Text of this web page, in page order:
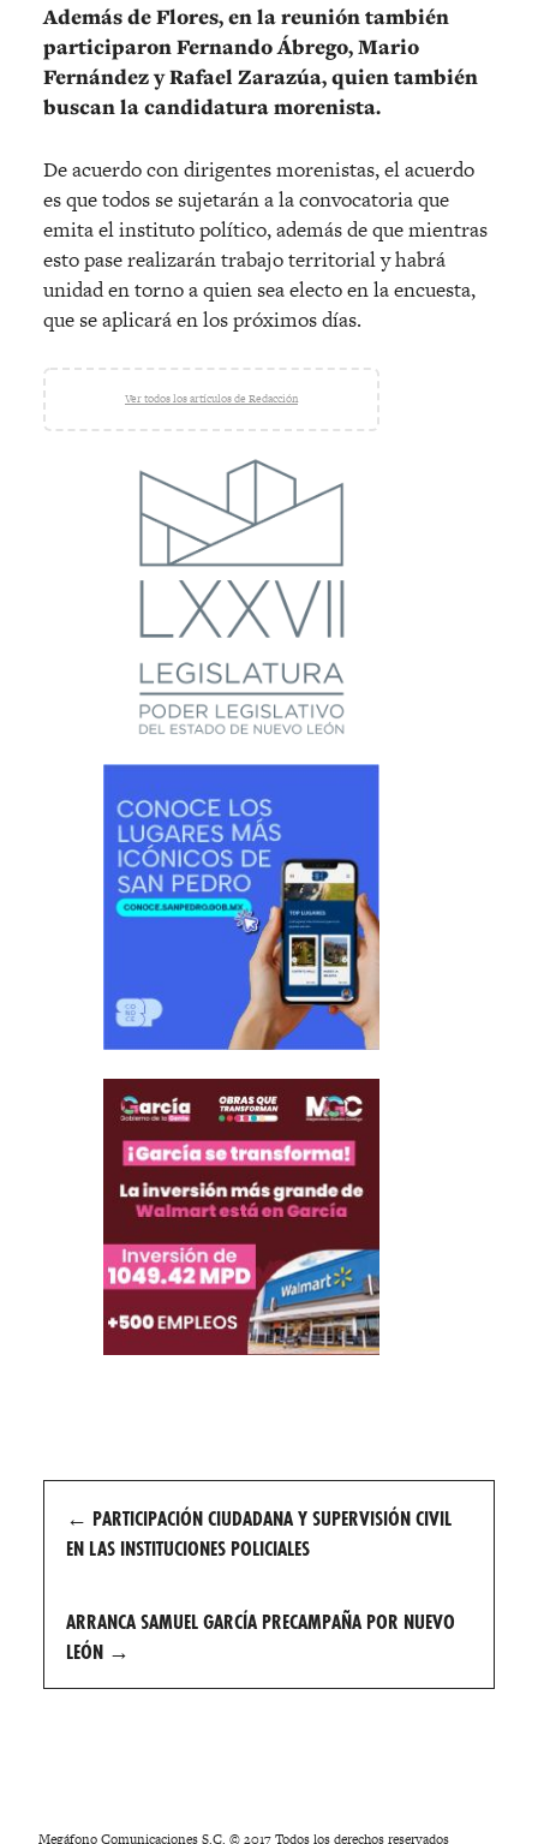
Además de Flores, en la reunión también
participaron Fernando Ábrego, Mario
Fernández y Rafael Zarazúa, quien también
buscan la candidatura morenista.
De acuerdo con dirigentes morenistas, el acuerdo
es que todos se sujetarán a la convocatoria que
emita el instituto político, además de que mientras
esto pase realizarán trabajo territorial y habrá
unidad en torno a quien sea electo en la encuesta,
que se aplicará en los próximos días.
Ver todos los artículos de Redacción
Post
navigation
← PARTICIPACIÓN CIUDADANA Y SUPERVISIÓN CIVIL
EN LAS INSTITUCIONES POLICIALES
ARRANCA SAMUEL GARCÍA PRECAMPAÑA POR NUEVO
LEÓN →
Megáfono Comunicaciones S.C. © 2017 Todos los derechos reservados